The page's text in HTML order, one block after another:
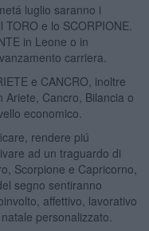
luglio saranno i
e lo SCORPIONE.
in Leone o in
carriera.
e CANCRO, inoltre
Ariete, Cancro, Bilancia o
economico.
rendere piú
ad un traguardo di
Scorpione e Capricorno,
segno sentiranno
affettivo, lavorativo
personalizzato.